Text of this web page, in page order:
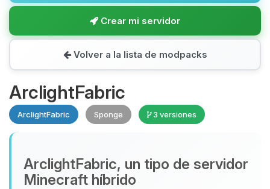
Crear mi servidor
Volver a la lista de modpacks
ArclightFabric
ArclightFabric Sponge 3 versiones
ArclightFabric, un tipo de servidor
Minecraft híbrido
hablar! Soy Choupy, tu pequeno
asistente de BoxToPlay. Cuentame